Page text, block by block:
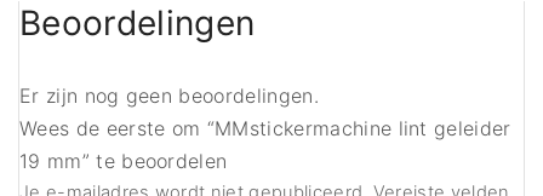
Beoordelingen
Er zijn nog geen beoordelingen.
Wees de eerste om “MMstickermachine lint geleider
19 mm” te beoordelen